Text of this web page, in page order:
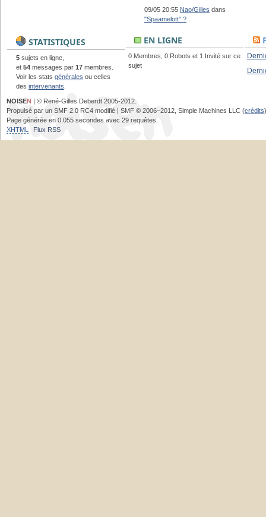
09/05 20:55 Nao/Gilles dans
"Spaamelott" ?
STATISTIQUES
5 sujets en ligne,
et 54 messages par 17 membres.
Voir les stats générales ou celles
des intervenants
EN LIGNE
0 Membres, 0 Robots et 1 Invité sur ce
sujet
NOISEN | © René-Gilles Deberdt 2005-2012.
Propulsé par un SMF 2.0 RC4 modifié | SMF © 2006–2012, Simple Machines LLC (crédits)
Page générée en 0.055 secondes avec 29 requêtes.
XHTML
Flux RSS